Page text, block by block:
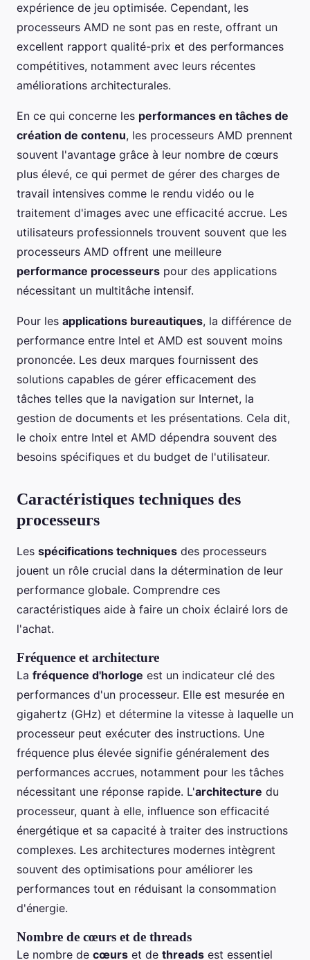
expérience de jeu optimisée. Cependant, les
processeurs AMD ne sont pas en reste, offrant un
excellent rapport qualité-prix et des performances
compétitives, notamment avec leurs récentes
améliorations architecturales.
En ce qui concerne les performances en tâches de
création de contenu, les processeurs AMD prennent
souvent l'avantage grâce à leur nombre de cœurs
plus élevé, ce qui permet de gérer des charges de
travail intensives comme le rendu vidéo ou le
traitement d'images avec une efficacité accrue. Les
utilisateurs professionnels trouvent souvent que les
processeurs AMD offrent une meilleure
performance processeurs pour des applications
nécessitant un multitâche intensif.
Pour les applications bureautiques, la différence de
performance entre Intel et AMD est souvent moins
prononcée. Les deux marques fournissent des
solutions capables de gérer efficacement des
tâches telles que la navigation sur Internet, la
gestion de documents et les présentations. Cela dit,
le choix entre Intel et AMD dépendra souvent des
besoins spécifiques et du budget de l'utilisateur.
Caractéristiques techniques des
processeurs
Les spécifications techniques des processeurs
jouent un rôle crucial dans la détermination de leur
performance globale. Comprendre ces
caractéristiques aide à faire un choix éclairé lors de
l'achat.
Fréquence et architecture
La fréquence d'horloge est un indicateur clé des
performances d'un processeur. Elle est mesurée en
gigahertz (GHz) et détermine la vitesse à laquelle un
processeur peut exécuter des instructions. Une
fréquence plus élevée signifie généralement des
performances accrues, notamment pour les tâches
nécessitant une réponse rapide. L'architecture du
processeur, quant à elle, influence son efficacité
énergétique et sa capacité à traiter des instructions
complexes. Les architectures modernes intègrent
souvent des optimisations pour améliorer les
performances tout en réduisant la consommation
d'énergie.
Nombre de cœurs et de threads
Le nombre de cœurs et de threads est essentiel